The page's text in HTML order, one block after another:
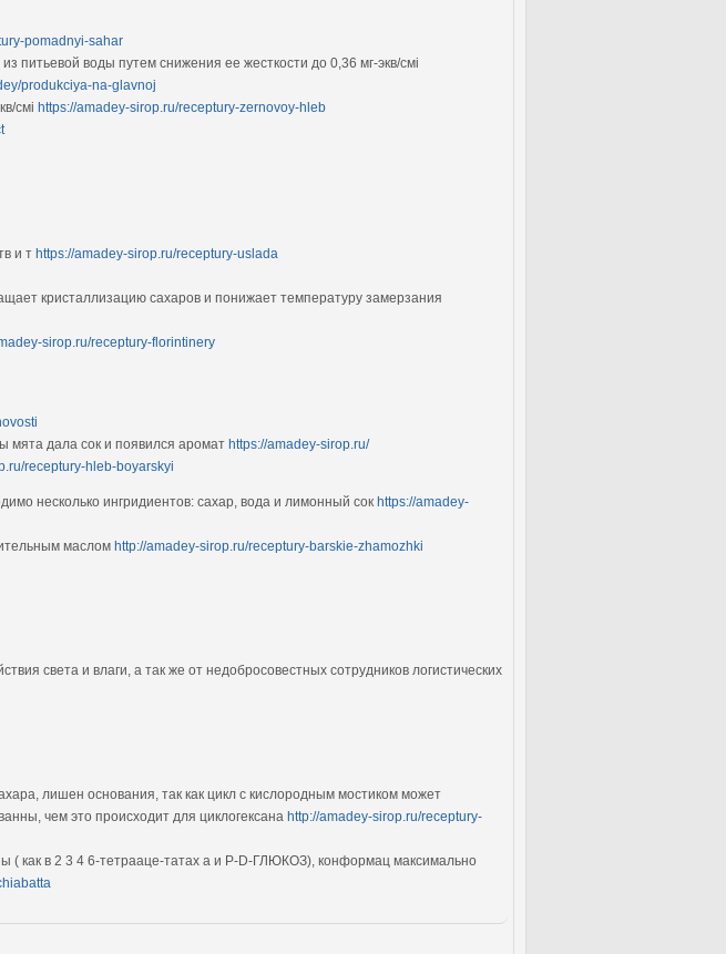
pomadnyi-sahar
питьевой воды путем снижения ее жесткости до 0,36 мг-экв/смі
produkciya-na-glavnoj
смі https://amadey-sirop.ru/receptury-zernovoy-hleb
и т https://amadey-sirop.ru/receptury-uslada
кристаллизацию сахаров и понижает температуру замерзания
sirop.ru/receptury-florintinery
мята дала сок и появился аромат https://amadey-sirop.ru/
receptury-hleb-boyarskyi
несколько ингридиентов: сахар, вода и лимонный сок https://amadey-
маслом http://amadey-sirop.ru/receptury-barskie-zhamozhki
света и влаги, а так же от недобросовестных сотрудников логистических
лишен основания, так как цикл с кислородным мостиком может
чем это происходит для циклогексана http://amadey-sirop.ru/receptury-
( как в 2 3 4 6-тетрааце-татах а и P-D-ГЛЮКОЗ), конформац максимально